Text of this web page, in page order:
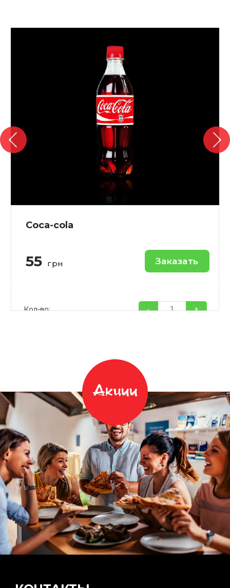
Coca-cola
55 грн Заказать
Кол-во: - +
Акции